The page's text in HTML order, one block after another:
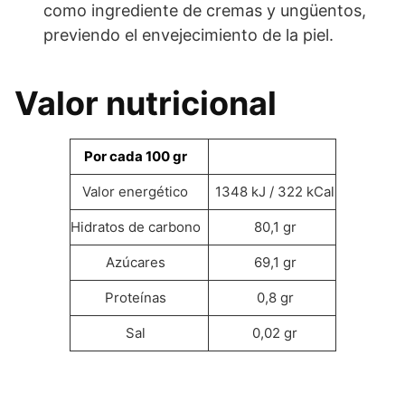
como ingrediente de cremas y ungüentos,
previendo el envejecimiento de la piel.
Valor nutricional
Por cada 100 gr
Valor energético 1348 kJ / 322 kCal
Hidratos de carbono 80,1 gr
Azúcares 69,1 gr
Proteínas 0,8 gr
Sal 0,02 gr